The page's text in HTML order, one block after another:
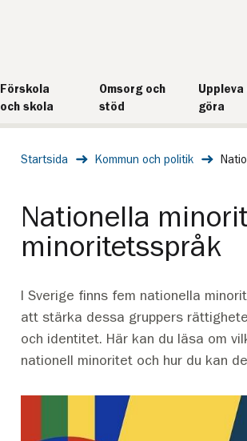
Förskola
och skola
Omsorg och
stöd
Uppleva
göra
Startsida Kommun och politik
Nationella
minoritetsspråk
I Sverige finns fem nationella
att stärka dessa gruppers
och identitet. Här kan du läsa om
nationell minoritet och hur du kan